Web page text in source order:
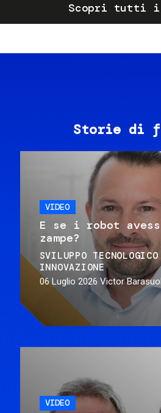
Scopri tutti
Storie di
VIDEO
E se i robot
zampe?
SVILUPPO
INNOVAZIONE
06 Luglio 2026 Victor Barasuol
VIDEO